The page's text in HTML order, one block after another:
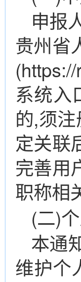
申报
贵州省
系统入
的,须
定关联
完善用
职称相
(二)
本通
维护个